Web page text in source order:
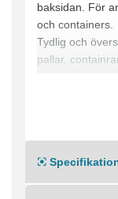
baksidan. För
och containers.
Tydlig och
pallar,
etiketthållarna
sitter på plats.